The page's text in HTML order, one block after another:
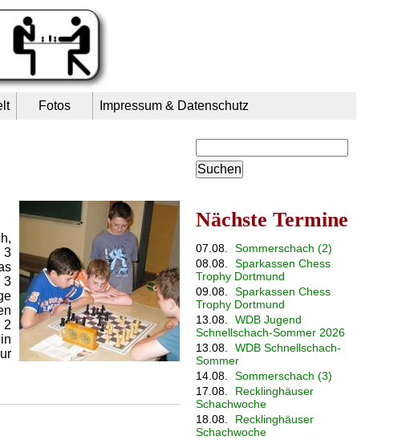
Fotos Impressum & Datenschutz
3
3
2
Nächste Termine
07.08.
Sommerschach (2)
08.08.
Sparkassen Chess
Trophy Dortmund
09.08.
Sparkassen Chess
Trophy Dortmund
13.08.
WDB Jugend
Schnellschach-Sommer 2026
13.08.
WDB Schnellschach-
Sommer
14.08.
Sommerschach (3)
17.08.
Recklinghäuser
Schachwoche
18.08.
Recklinghäuser
Schachwoche